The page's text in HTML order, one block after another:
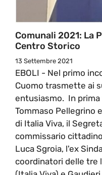
Comunali 2021: La
Centro Storico
13 Settembre 2021
EBOLI - Nel primo
Cuomo trasmette ai
entusiasmo. In
Tommaso Pellegrino
di Italia Viva, il
commissario
Luca Sgroia, l'ex
coordinatori delle tre